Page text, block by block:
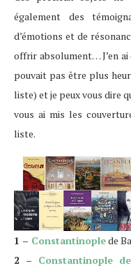
également des
d’émotions et de
offrir absolument… J’en
pouvait pas être plus
liste) et je peux vous dire
vous ai mis les
liste.
1 – Constantinoplede
2 – Constantinople